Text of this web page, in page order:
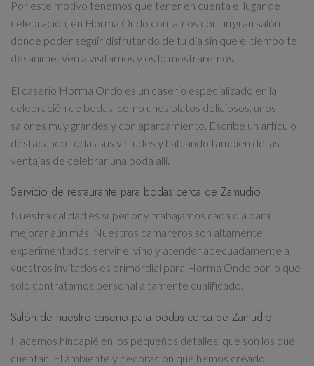
Por este motivo tenemos que tener en cuenta el lugar de
celebración, en Horma Ondo contamos con un gran salón
donde poder seguir disfrutando de tu día sin que el tiempo te
desanime. Ven a visitarnos y os lo mostraremos.
El caserio Horma Ondo es un caserio especializado en la
celebración de bodas, como unos platos deliciosos, unos
salones muy grandes y con aparcamiento. Escribe un artículo
destacando todas sus virtudes y hablando tambien de las
ventajas de celebrar una boda allí.
Servicio de restaurante para bodas cerca de Zamudio
Nuestra calidad es superior y trabajamos cada día para
mejorar aún más. Nuestros camareros son altamente
experimentados, servir el vino y atender adecuadamente a
vuestros invitados es primordial para Horma Ondo por lo que
solo contratamos personal altamente cualificado.
Salón de nuestro caserio para bodas cerca de Zamudio
Hacemos hincapié en los pequeños detalles, que son los que
cuentan. El ambiente y decoración que hemos creado,